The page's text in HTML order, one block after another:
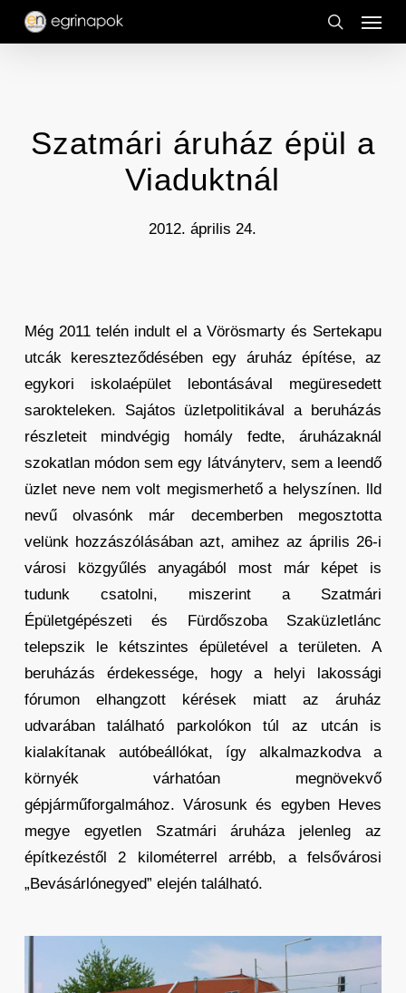
Skip
search
Menu
Szatmári áruház épül a
Viaduktnál
2012. április 24.
Még 2011 telén indult el a Vörösmarty és Sertekapu
utcák kereszteződésében egy áruház építése, az
egykori iskolaépület lebontásával megüresedett
sarokteleken. Sajátos üzletpolitikával a beruházás
részleteit mindvégig homály fedte, áruházaknál
szokatlan módon sem egy látványterv, sem a leendő
üzlet neve nem volt megismerhető a helyszínen. lld
nevű olvasónk már decemberben megosztotta
velünk hozzászólásában azt, amihez az április 26-i
városi közgyűlés anyagából most már képet is
tudunk csatolni, miszerint a Szatmári
Épületgépészeti és Fürdőszoba Szaküzletlánc
telepszik le kétszintes épületével a területen. A
beruházás érdekessége, hogy a helyi lakossági
fórumon elhangzott kérések miatt az áruház
udvarában található parkolókon túl az utcán is
kialakítanak autóbeállókat, így alkalmazkodva a
környék várhatóan megnövekvő
gépjárműforgalmához. Városunk és egyben Heves
megye egyetlen Szatmári áruháza jelenleg az
építkezéstől 2 kilométerrel arrébb, a felsővárosi
„Bevásárlónegyed” elején található.